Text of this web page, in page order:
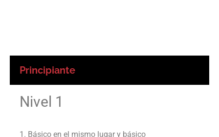
Principiante
Nivel 1
1. Básico en el mismo lugar y básico